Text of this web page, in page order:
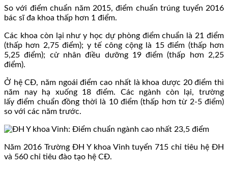
So với điểm chuẩn năm 2015, điểm chuẩn trúng tuyển 2016
bác sĩ đa khoa thấp hơn 1 điểm.
Các khoa còn lại như y học dự phòng điểm chuẩn là 21 điểm
(thấp hơn 2,75 điểm); y tế công cộng là 15 điểm (thấp hơn
5,25 điểm); cử nhân điều dưỡng 19 điểm (thấp hơn 2,25
điểm).
Ở hệ CĐ, năm ngoái điểm cao nhất là khoa dược 20 điểm thì
năm nay hạ xuống 18 điểm. Các ngành còn lại, trường
lấy điểm chuẩn đồng thời là 10 điểm (thấp hơn từ 2-5 điểm)
so với các năm trước.
Năm 2016 Trường ĐH Y khoa Vinh tuyển 715 chỉ tiêu hệ ĐH
và 560 chỉ tiêu đào tạo hệ CĐ.